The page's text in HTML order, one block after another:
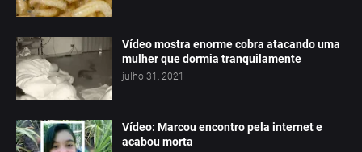
Vídeo mostra enorme cobra atacando uma
mulher que dormia tranquilamente
julho 31, 2021
Vídeo: Marcou encontro pela internet e
acabou morta